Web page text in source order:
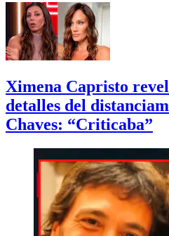
Ximena Capristo
detalles del
Chaves: “Criticaba”